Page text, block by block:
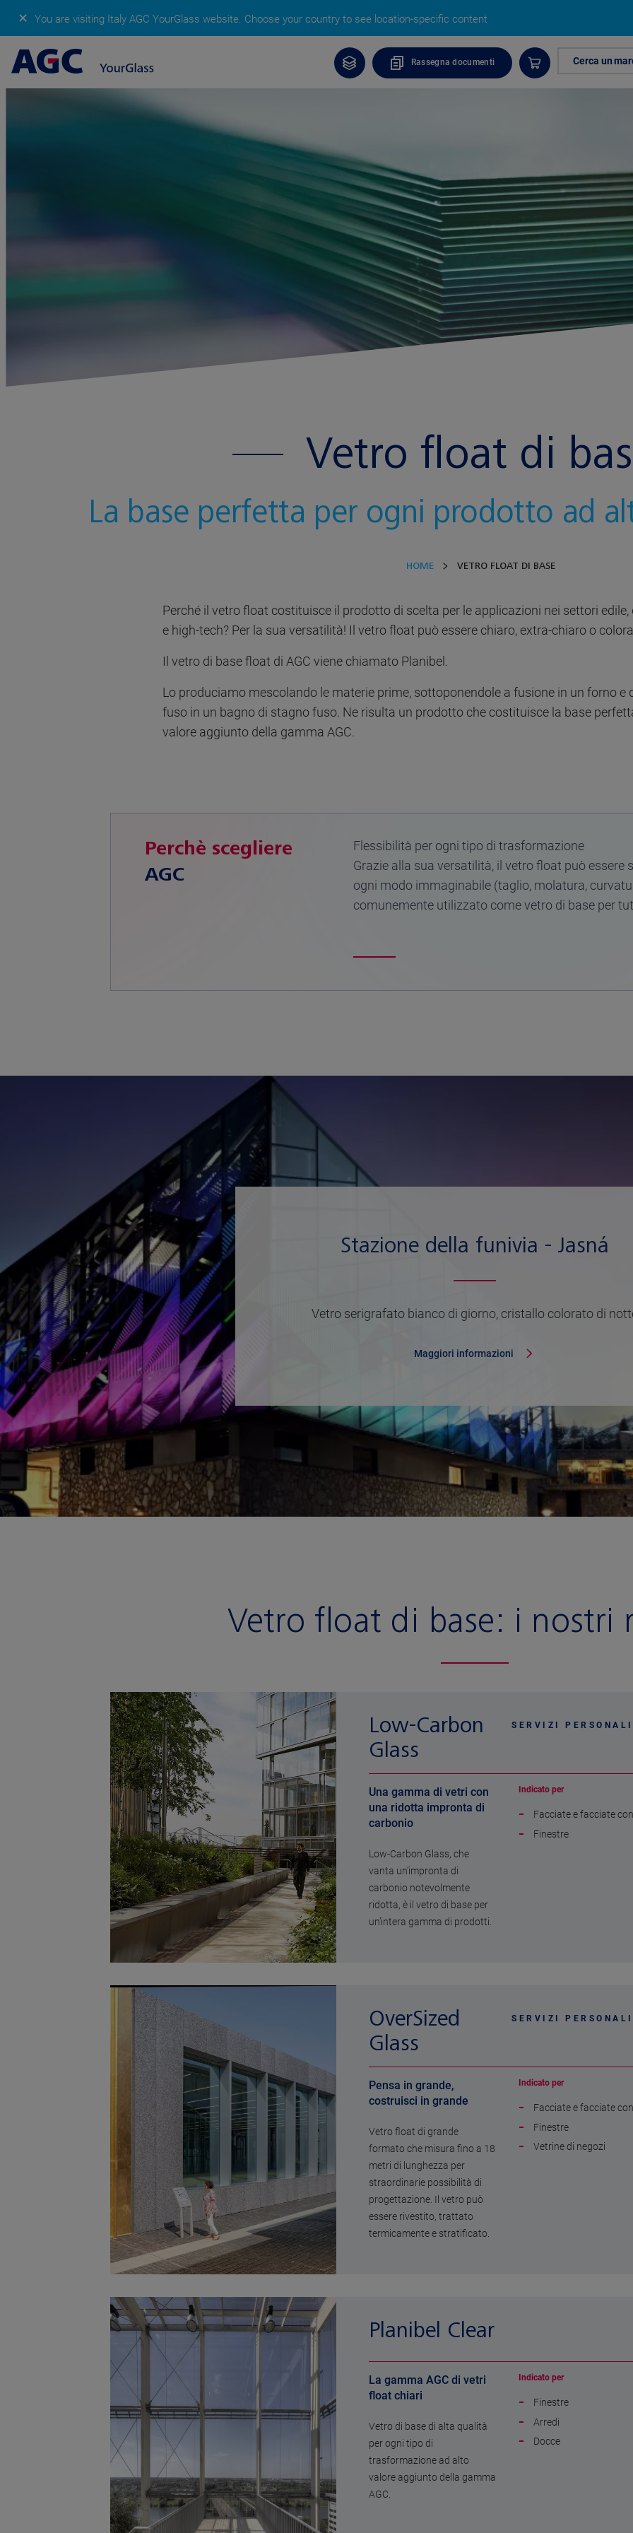
✕ You are visiting Italy AGC YourGlass website. Choose your country to see location-specific content
Rassegna documenti Cerca un
Vetro float di
La base perfetta per ogni prodotto ad
HOME VETRO FLOAT DI BASE
Perché il vetro float costituisce il prodotto di scelta per le applicazioni nei settori
e high-tech? Per la sua versatilità! Il vetro float può essere chiaro, extra-chiaro o
Il vetro di base float di AGC viene chiamato Planibel.
Lo produciamo mescolando le materie prime, sottoponendole a fusione in un forno e
fuso in un bagno di stagno fuso. Ne risulta un prodotto che costituisce la base
valore aggiunto della gamma AGC.
Perchè scegliere
AGC
Flessibilità per ogni tipo di trasformazione
Grazie alla sua versatilità, il vetro float può
ogni modo immaginabile (taglio, molatura,
comunemente utilizzato come vetro di base per
Stazione della funivia - Jasná
Vetro serigrafato bianco di giorno, cristallo colorato di
Maggiori informazioni
Vetro float di base: i nostri
Low-Carbon
Glass
SERVIZI
Una gamma di vetri con
una ridotta impronta di
carbonio
Low-Carbon Glass, che
vanta un’impronta di
carbonio notevolmente
ridotta, è il vetro di base per
un’intera gamma di prodotti.
Indicato per
Facciate e facciate
Finestre
OverSized
Glass
SERVIZI
Pensa in grande,
costruisci in grande
Vetro float di grande
formato che misura fino a 18
metri di lunghezza per
straordinarie possibilità di
progettazione. Il vetro può
essere rivestito, trattato
termicamente e stratificato.
Indicato per
Facciate e facciate
Finestre
Vetrine di negozi
Planibel Clear
La gamma AGC di vetri
float chiari
Vetro di base di alta qualità
per ogni tipo di
trasformazione ad alto
valore aggiunto della gamma
AGC.
Indicato per
Finestre
Arredi
Docce